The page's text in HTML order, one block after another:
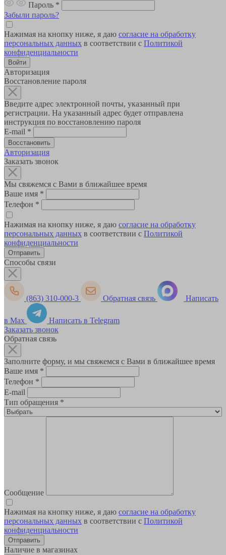
Пароль *
Забыли пароль?
Нажимая на кнопку ниже, я даю согласие на обработку
персональных данных в соответствии с Политикой
конфиденциальности
Авторизация
Восстановление пароля
Введите адрес электронной почты, указанный при
регистрации. На указанный адрес будет отправлена
инструкция по восстановлению пароля
E-mail *
Авторизация
Заказать звонок
Мы свяжемся с Вами в ближайшее время
Ваше имя *
Телефон *
Нажимая на кнопку ниже, я даю согласие на обработку
персональных данных в соответствии с Политикой
конфиденциальности
Способы связи
(863) 310-000-3 Обратная связь Написать
в Max
Написать в Telegram
Заказать звонок
Обратная связь
Заполните форму, и мы свяжемся с Вами в ближайшее время
Ваше имя *
Телефон *
E-mail
Тип обращения *
Сообщение
Нажимая на кнопку ниже, я даю согласие на обработку
персональных данных в соответствии с Политикой
конфиденциальности
Наличие в магазинах